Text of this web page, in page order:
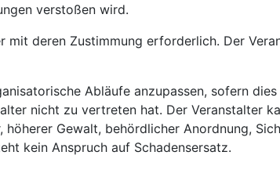
verstoßen wird.
deren Zustimmung erforderlich. Der
Abläufe anzupassen, sofern
nicht zu vertreten hat. Der Veranstalter
Gewalt, behördlicher Anordnung,
kein Anspruch auf Schadensersatz.